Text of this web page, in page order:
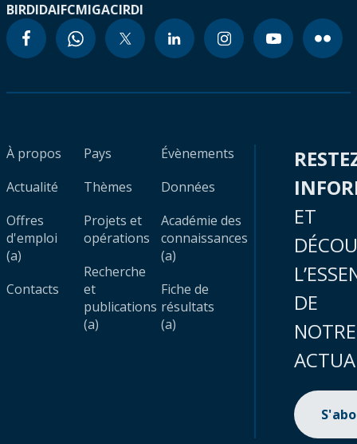
BIRDIDAIFCMIGACIRDI
À propos
Actualité
Offres
d'emploi
(a)
Contacts
Pays
Thèmes
Projets et
opérations
Recherche
et
publications
(a)
Évènements
Données
Académie des
connaissances
(a)
Fiche de
résultats
(a)
ET
DE
NOTRE